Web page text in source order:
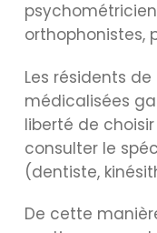
orthophonistes,
Les résidents
médicalisées
liberté de
consulter le
(dentiste,
De cette